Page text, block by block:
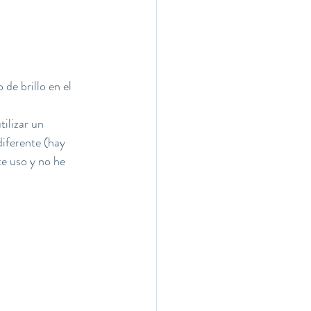
de brillo en el
un
(hay
uso y no he